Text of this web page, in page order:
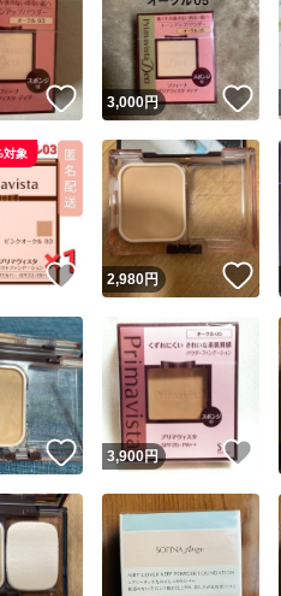
いいね！
3,000円
いいね！
対象
2,980円
いいね！
3,900円